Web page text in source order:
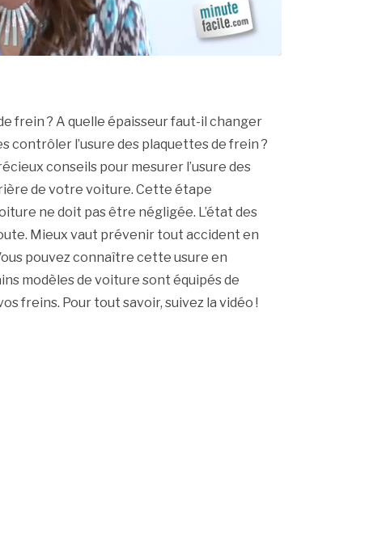
frein ? A quelle épaisseur faut-il changer
contrôler l’usure des plaquettes de frein ?
conseils pour mesurer l’usure des
de votre voiture. Cette étape
ne doit pas être négligée. L’état des
Mieux vaut prévenir tout accident en
pouvez connaître cette usure en
modèles de voiture sont équipés de
freins. Pour tout savoir, suivez la vidéo !